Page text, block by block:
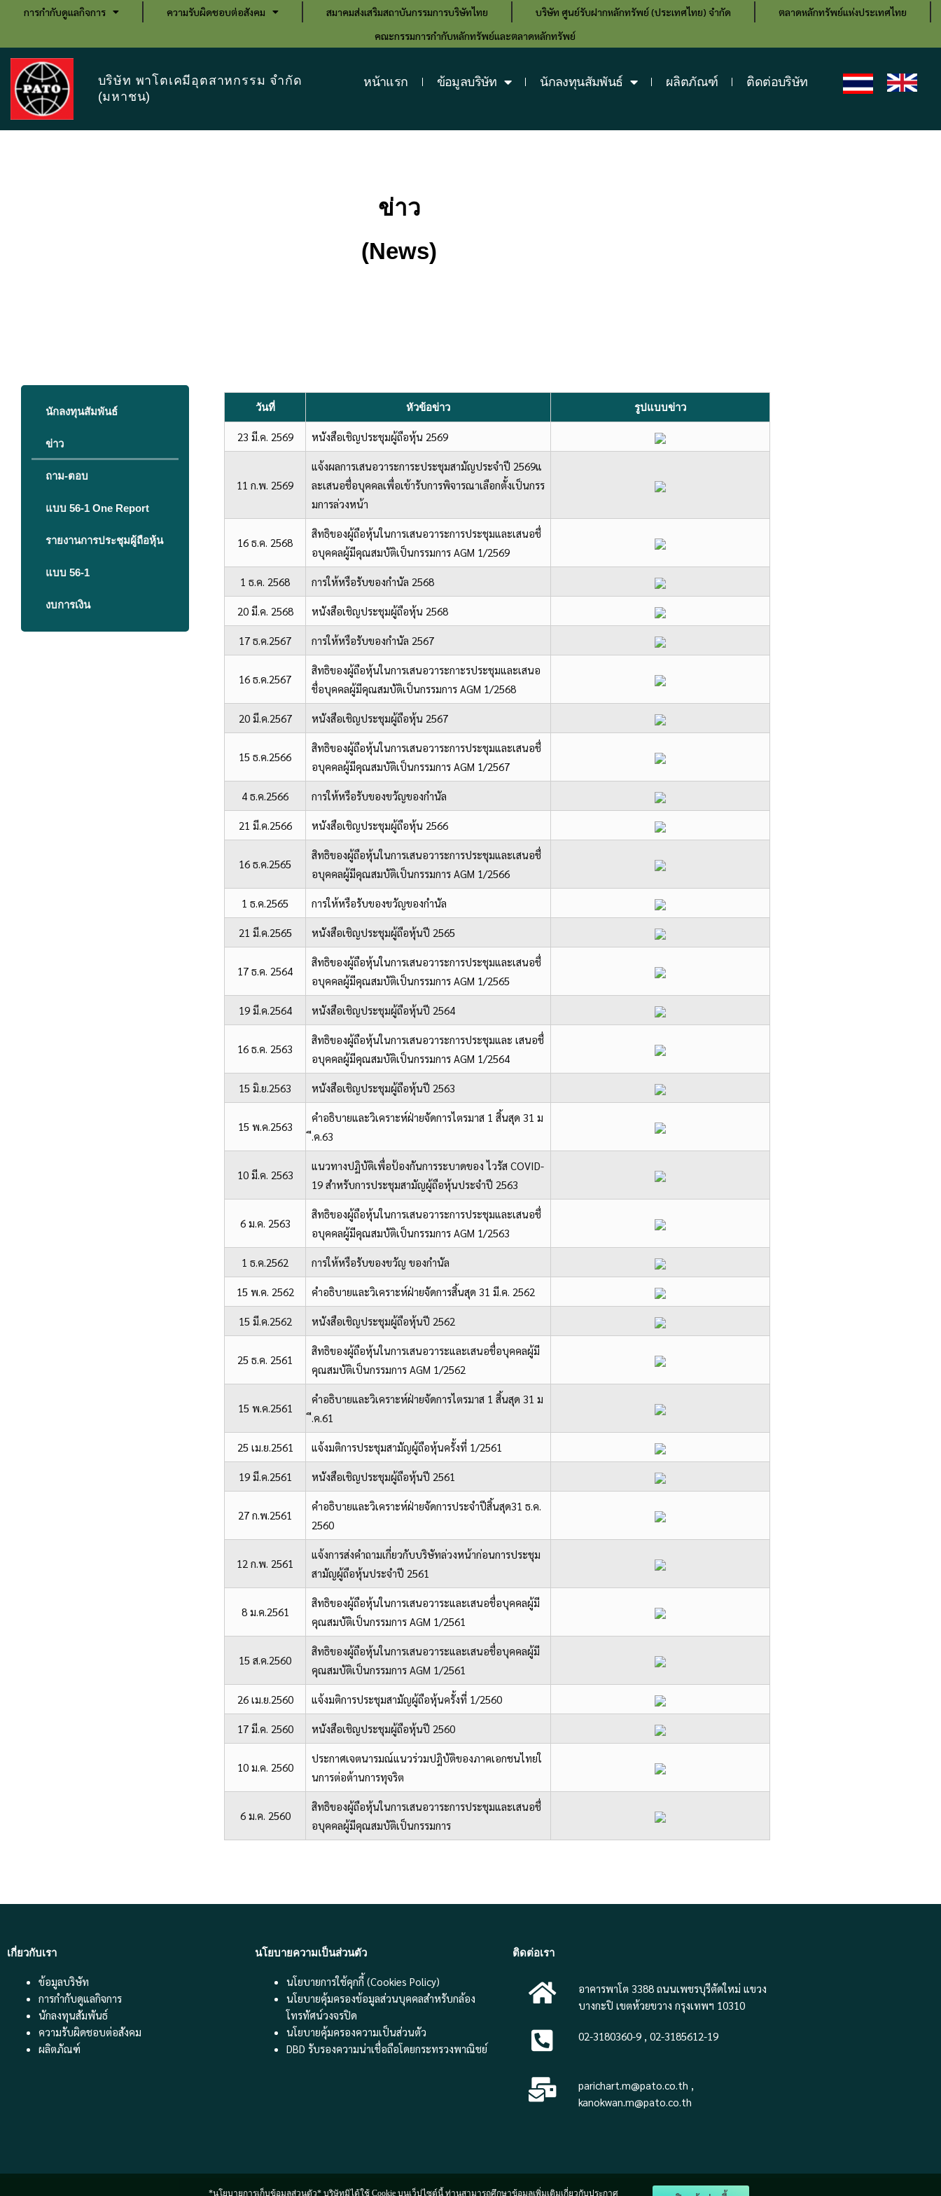
การกำกับดูแลกิจการ ความรับผิดชอบต่อสังคม สมาคมส่งเสริมสถาบันกรรมการบริษัทไทย บริษัท ศูนย์รับฝากหลักทรัพย์ (ประเทศไทย) จำกัด
ตลาดหลักทรัพย์แห่งประเทศไทย
คณะกรรมการกำกับหลักทรัพย์และตลาดหลักทรัพย์
บริษัท พาโตเคมีอุตสาหกรรม จำกัด
(มหาชน)
หน้าแรก ข้อมูลบริษัท นักลงทุนสัมพันธ์ ผลิตภัณฑ์ ติดต่อบริษัท
ข่าว
(News)
นักลงทุนสัมพันธ์
ข่าว
ถาม-ตอบ
แบบ 56-1 One Report
รายงานการประชุมผู้ถือหุ้น
แบบ 56-1
งบการเงิน
วันที่ หัวข้อข่าว รูปแบบข่าว
23 มี.ค. 2569 หนังสือเชิญประชุมผู้ถือหุ้น 2569
11 ก.พ. 2569
แจ้งผลการเสนอวาระการะประชุมสามัญประจำปี 2569แ
ละเสนอชื่อบุคคลเพื่อเข้ารับการพิจารณาเลือกตั้งเป็นกรร
มการล่วงหน้า
16 ธ.ค. 2568
สิทธฺิของผู้ถือหุ้นในการเสนอวาระการประชุมและเสนอชื่
อบุคคลผู้มีคุณสมบัติเป็นกรรมการ AGM 1/2569
1 ธ.ค. 2568 การให้หรือรับของกำนัล 2568
20 มี.ค. 2568 หนังสือเชิญประชุมผู้ถือหุ้น 2568
17 ธ.ค.2567 การให้หรือรับของกำนัล 2567
16 ธ.ค.2567
สิทธิของผู้ถือหุ้นในการเสนอวาระกาะรประชุมและเสนอ
ชื่อบุคคลผู้มีคุณสมบัติเป็นกรรมการ AGM 1/2568
20 มี.ค.2567 หนังสือเชิญประชุมผู้ถือหุ้น 2567
15 ธ.ค.2566
สิทธิของผู้ถือหุ้นในการเสนอวาระการประชุมและเสนอชื่
อบุคคลผู้มีคุณสมบัติเป็นกรรมการ AGM 1/2567
4 ธ.ค.2566 การให้หรือรับของขวัญของกำนัล
21 มี.ค.2566 หนังสือเชิญประชุมผู้ถือหุ้น 2566
16 ธ.ค.2565
สิทธิของผู้ถือหุ้นในการเสนอวาระการประชุมและเสนอชื่
อบุคคลผู้มีคุณสมบัติเป็นกรรมการ AGM 1/2566
1 ธ.ค.2565 การให้หรือรับของขวัญของกำนัล
21 มี.ค.2565 หนังสือเชิญประชุมผู้ถือหุ้นปี 2565
17 ธ.ค. 2564
สิทธิของผู้ถือหุ้นในการเสนอวาระการประชุมและเสนอชื่
อบุคคลผู้มีคุณสมบัติเป็นกรรมการ AGM 1/2565
19 มี.ค.2564 หนังสือเชิญประชุมผู้ถือหุ้นปี 2564
16 ธ.ค. 2563
สิทธิของผู้ถือหุ้นในการเสนอวาระการประชุมและ เสนอชื่
อบุคคลผู้มีคุณสมบัติเป็นกรรมการ AGM 1/2564
15 มิ.ย.2563 หนังสือเชิญประชุมผู้ถือหุ้นปี 2563
15 พ.ค.2563
คำอธิบายและวิเคราะห์ฝ่ายจัดการไตรมาส 1 สิ้นสุด 31 ม
ี.ค.63
10 มี.ค. 2563
แนวทางปฏิบัติเพื่อป้องกันการระบาดของ ไวรัส COVID-
19 สำหรับการประชุมสามัญผู้ถือหุ้นประจําปี 2563
6 ม.ค. 2563
สิทธิของผู้ถือหุ้นในการเสนอวาระการประชุมและเสนอชื่
อบุคคลผู้มีคุณสมบัติเป็นกรรมการ AGM 1/2563
1 ธ.ค.2562 การให้หรือรับของขวัญ ของกำนัล
15 พ.ค. 2562 คำอธิบายและวิเคราะห์ฝ่ายจัดการสิ้นสุด 31 มี.ค. 2562
15 มี.ค.2562 หนังสือเชิญประชุมผู้ถือหุ้นปี 2562
25 ธ.ค. 2561
สิทธิของผู้ถือหุ้นในการเสนอวาระและเสนอชื่อบุคคลผู้มี
คุณสมบัติเป็นกรรมการ AGM 1/2562
15 พ.ค.2561
คำอธิบายและวิเคราะห์ฝ่ายจัดการไตรมาส 1 สิ้นสุด 31 ม
ี.ค.61
25 เม.ย.2561 แจ้งมติการประชุมสามัญผู้ถือหุ้นครั้งที่ 1/2561
19 มี.ค.2561 หนังสือเชิญประชุมผู้ถือหุ้นปี 2561
27 ก.พ.2561
คำอธิบายและวิเคราะห์ฝ่ายจัดการประจำปีสิ้นสุด31 ธ.ค.
2560
12 ก.พ. 2561
แจ้งการส่งคำถามเกี่ยวกับบริษัทล่วงหน้าก่อนการประชุม
สามัญผู้ถือหุ้นประจำปี 2561
8 ม.ค.2561
สิทธิของผู้ถือหุ้นในการเสนอวาระและเสนอชื่อบุคคลผู้มี
คุณสมบัติเป็นกรรมการ AGM 1/2561
15 ส.ค.2560
สิทธิของผู้ถือหุ้นในการเสนอวาระและเสนอชื่อบุคคลผู้มี
คุณสมบัติเป็นกรรมการ AGM 1/2561
26 เม.ย.2560 แจ้งมติการประชุมสามัญผู้ถือหุ้นครั้งที่ 1/2560
17 มี.ค. 2560 หนังสือเชิญประชุมผู้ถือหุ้นปี 2560
10 ม.ค. 2560
ประกาศเจตนารมณ์แนวร่วมปฎิบัติของภาคเอกชนไทยใ
นการต่อต้านการทุจริต
6 ม.ค. 2560
สิทธิของผู้ถือหุ้นในการเสนอวาระการประชุมและเสนอชื่
อบุคคลผู้มีคุณสมบัติเป็นกรรมการ
เกี่ยวกับเรา
ข้อมูลบริษัท
การกำกับดูแลกิจการ
นักลงทุนสัมพันธ์
ความรับผิดชอบต่อสังคม
ผลิตภัณฑ์
นโยบายความเป็นส่วนตัว
นโยบายการใช้คุกกี้ (Cookies Policy)
นโยบายคุ้มครองข้อมูลส่วนบุคคลสำหรับกล้อง
โทรทัศน์วงจรปิด
นโยบายคุ้มครองความเป็นส่วนตัว
DBD รับรองความน่าเชื่อถือโดยกระทรวงพาณิชย์
ติดต่อเรา
อาคารพาโต 3388 ถนนเพชรบุรีตัดใหม่ แขวง
บางกะปิ เขตห้วยขวาง กรุงเทพฯ 10310
02-3180360-9 , 02-3185612-19
parichart.m@pato.co.th
kanokwan.m@pato.co.th
*นโยบายการเก็บข้อมูลส่วนตัว* บริษัทมิได้ใช้ Cookie บนเว็ปไซต์นี้ ท่านสามารถศึกษาข้อมูลเพิ่มเติมเกี่ยวกับประกาศ